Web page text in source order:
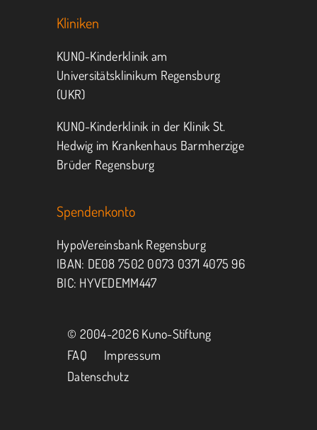
Kliniken
KUNO-Kinderklinik am
Universitätsklinikum Regensburg
(UKR)
KUNO-Kinderklinik in der Klinik St.
Hedwig im Krankenhaus Barmherzige
Brüder Regensburg
Spendenkonto
HypoVereinsbank Regensburg
IBAN: DE08 7502 0073 0371 4075 96
BIC: HYVEDEMM447
© 2004-2026 Kuno-Stiftung
FAQ
Impressum
Datenschutz